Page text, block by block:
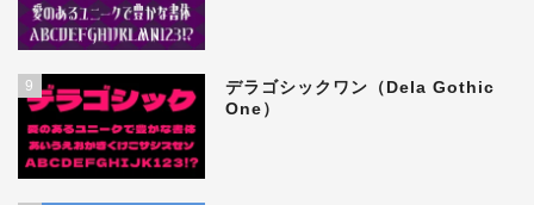
9
デラゴシックワン（Dela Gothic
One）